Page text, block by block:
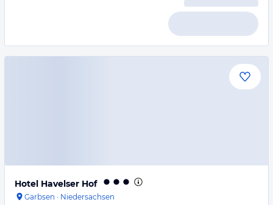
Hotel Havelser Hof
Garbsen · Niedersachsen